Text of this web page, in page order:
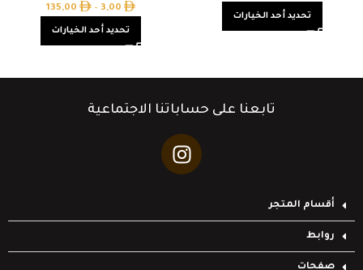
تحديد أحد الخيارات
3,00
–
135,00
تحديد أحد الخيارات
تابعنا على حساباتنا الاجتماعية
أقسام المتجر
روابط
صفحات